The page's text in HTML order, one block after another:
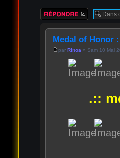
Répondre
Medal of Honor
par Rinoa » Sam 10 Mai
.::